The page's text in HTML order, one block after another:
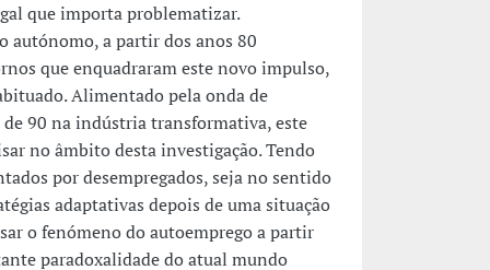
que importa problematizar.
autónomo, a partir dos anos 80
que enquadraram este novo impulso,
Alimentado pela onda de
90 na indústria transformativa, este
no âmbito desta investigação. Tendo
por desempregados, seja no sentido
adaptativas depois de uma situação
o fenómeno do autoemprego a partir
paradoxalidade do atual mundo